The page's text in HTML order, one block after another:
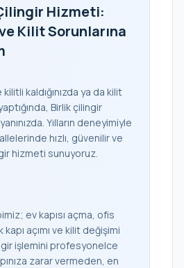
Hizmeti:
Kilit Sorunlarına
kilitli kaldığınızda ya da kilit
Birlik çilingir
Yılların deneyimiyle
hızlı, güvenilir ve
hizmeti sunuyoruz.
ev kapısı açma, ofis
kapı açımı ve kilit değişimi
işlemini profesyonelce
zarar vermeden, en